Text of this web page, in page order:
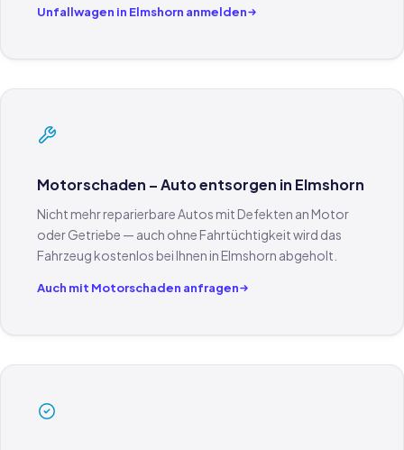
Unfallwagen in Elmshorn anmelden
Motorschaden – Auto entsorgen in Elmshorn
Nicht mehr reparierbare Autos mit Defekten an Motor
oder Getriebe — auch ohne Fahrtüchtigkeit wird das
Fahrzeug kostenlos bei Ihnen in Elmshorn abgeholt.
Auch mit Motorschaden anfragen